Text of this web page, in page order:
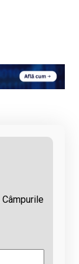
Câmpurile